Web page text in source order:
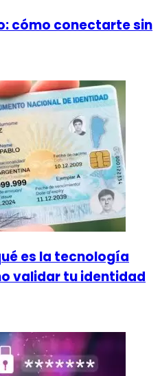
cómo conectarte sin
es la tecnología
validar tu identidad